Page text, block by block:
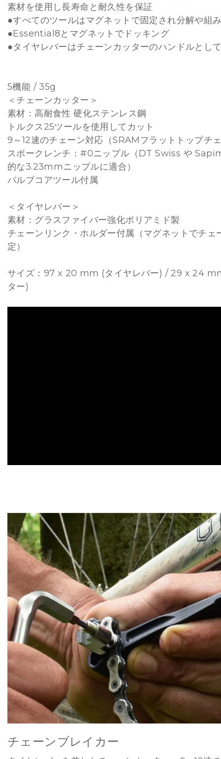
素材を使用し長寿命と耐久性を保証
●すべてのツールはマグネットで固定され分解や組
●Essential8とマグネットでドッキング
●タイヤレバーはチェーンカッターのハンドルとし
5機能 / 35g
＜チェーンカッター＞
素材：高耐食性 硬化ステンレス鋼
トルクス25ツールを使用してカット
9～12速のチェーン対応（SRAMフラットトップチ
スポークレンチ：#0ニップル（DT Swiss や
的な3.23mmニップルに適合）
バルブコアツール付属
＜タイヤレバー＞
素材：グラスファイバー強化ポリアミド製
チェーンリンク・ホルダー付属（マグネットでチェ
定）
サイズ：97 x 20 mm (タイヤレバー) / 29 x 24
ター)
チェーンブレイカー